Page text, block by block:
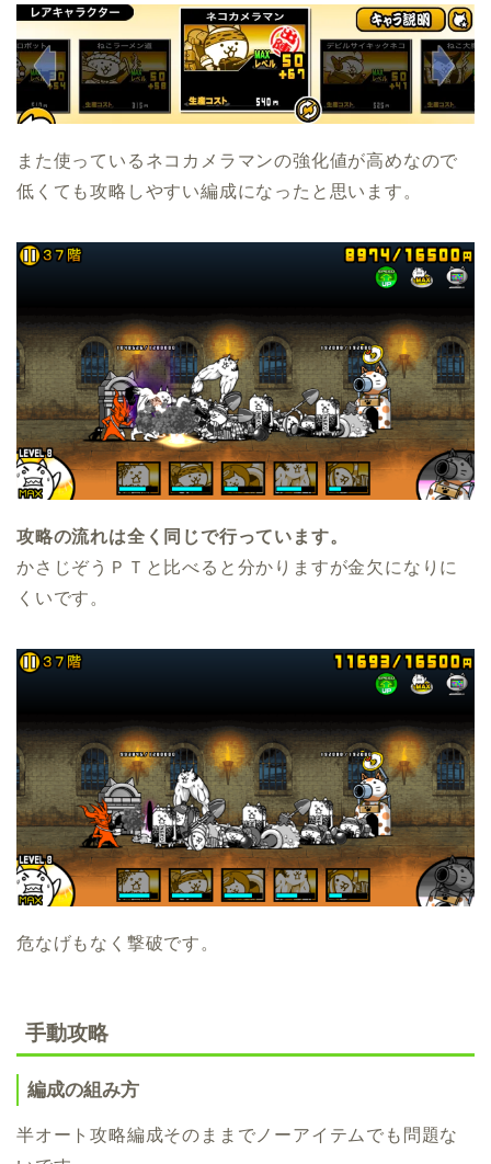
また使っているネコカメラマンの強化値が高めなので
低くても攻略しやすい編成になったと思います。
攻略の流れは全く同じで行っています。
かさじぞうＰＴと比べると分かりますが金欠になりに
くいです。
危なげもなく撃破です。
手動攻略
編成の組み方
半オート攻略編成そのままでノーアイテムでも問題な